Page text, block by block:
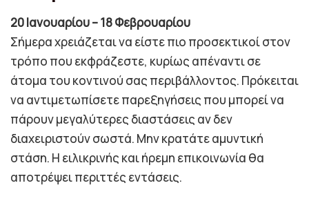
20 Ιανουαρίου – 18 Φεβρουαρίου
Σήμερα χρειάζεται να είστε πιο προσεκτικοί στον
τρόπο που εκφράζεστε, κυρίως απέναντι σε
άτομα του κοντινού σας περιβάλλοντος. Πρόκειται
να αντιμετωπίσετε παρεξηγήσεις που μπορεί να
πάρουν μεγαλύτερες διαστάσεις αν δεν
διαχειριστούν σωστά. Μην κρατάτε αμυντική
στάση. Η ειλικρινής και ήρεμη επικοινωνία θα
αποτρέψει περιττές εντάσεις.